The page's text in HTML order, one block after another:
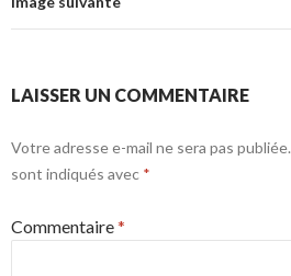
LAISSER UN COMMENTAIRE
Votre adresse e-mail ne sera pas publiée.
sont indiqués avec *
Commentaire*